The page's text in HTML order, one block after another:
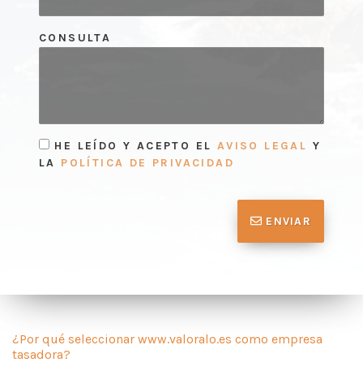
CONSULTA
HE LEÍDO Y ACEPTO EL AVISO LEGAL Y
LA POLÍTICA DE PRIVACIDAD
ENVIAR
¿Por qué seleccionar www.valoralo.es como empresa
tasadora?